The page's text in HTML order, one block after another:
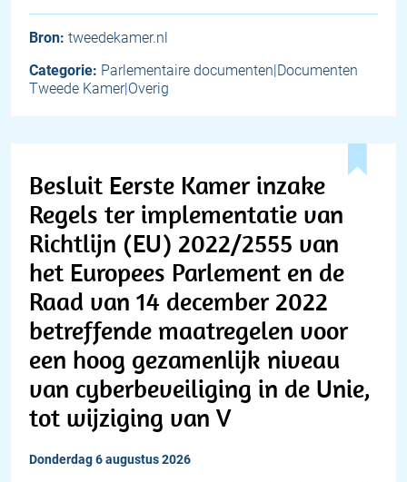
Bron: tweedekamer.nl
Categorie: Parlementaire documenten|Documenten
Tweede Kamer|Overig
Besluit Eerste Kamer inzake
Regels ter implementatie van
Richtlijn (EU) 2022/2555 van
het Europees Parlement en de
Raad van 14 december 2022
betreffende maatregelen voor
een hoog gezamenlijk niveau
van cyberbeveiliging in de Unie,
tot wijziging van V
donderdag 6 augustus 2026